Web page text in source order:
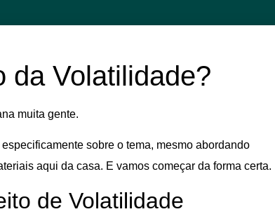
da Volatilidade?
muita gente.
sobre o tema, mesmo abordando
aqui da casa. E vamos começar da forma certa.
de Volatilidade